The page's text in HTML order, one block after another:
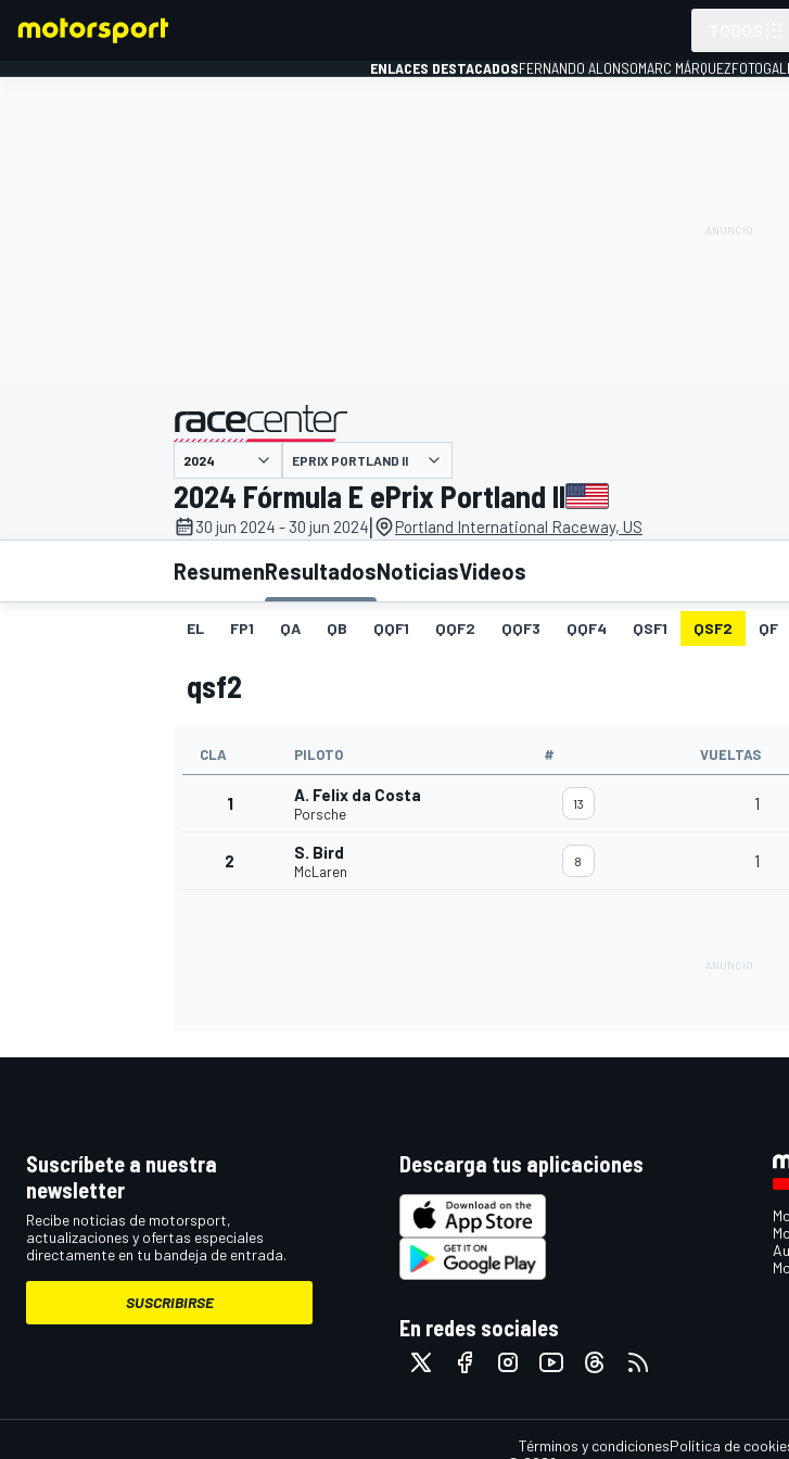
INDYCAR WRC
ENLACES DESTACADOSFERNANDO ALONSOMARC MÁRQUEZ
presentado por
EPRIX PORTLAND II
2024 Fórmula E ePrix Portland II
30 jun 2024 - 30 jun 2024| Portland International Raceway, US
ResumenResultadosNoticiasVideos
EL FP1 QA QB QQF1 QQF2 QQF3 QQF4 QSF1 QSF2 QF
qsf2
CLA PILOTO # VUELTAS
1 A. Felix da Costa
Porsche
13 1
2 S. Bird
McLaren
8 1
Suscríbete a nuestra
newsletter
Recibe noticias de motorsport,
actualizaciones y ofertas especiales
directamente en tu bandeja de entrada.
SUSCRIBIRSE
Descarga tus aplicaciones
En redes sociales
Términos y condicionesPolítica de